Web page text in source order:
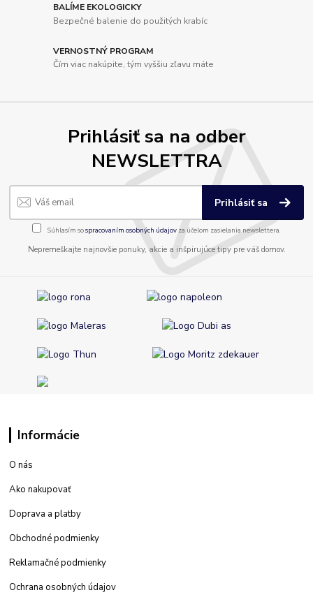
BALÍME EKOLOGICKY
Bezpečné balenie do použitých krabíc
VERNOSTNÝ PROGRAM
Čím viac nakúpite, tým vyššiu zľavu máte
Prihlásiť sa na odber
NEWSLETTRA
Prihlásiť sa
Súhlasím sospracovaním osobných údajov za účelom zasielania newslettera.
Nepremeškajte najnovšie ponuky, akcie a inšpirujúce tipy pre váš domov.
Informácie
O nás
Ako nakupovať
Doprava a platby
Obchodné podmienky
Reklamačné podmienky
Ochrana osobných údajov